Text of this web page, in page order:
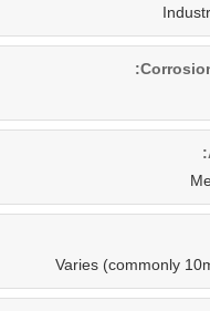
Varies (commonly